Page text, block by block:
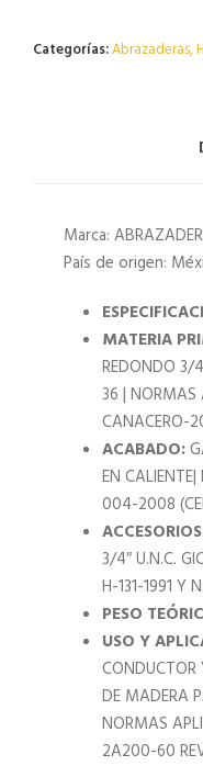
Categorías:Abrazaderas,
Marca:
País de origen:
MATERIA
REDONDO 3/
36 |
CANACERO-
ACABADO:
EN
004-2008
3/4″ U.N.C.
H-131-1991 Y
PESO
USO Y
CONDUCTOR
DE MADERA
NORMAS
2A200-60